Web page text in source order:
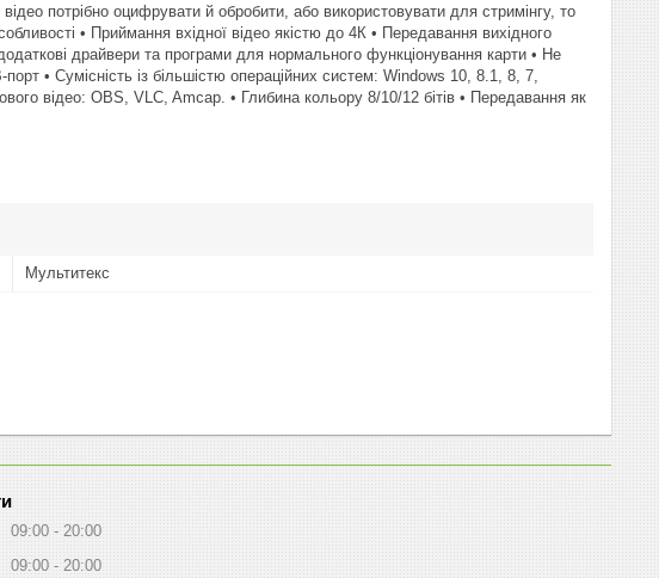
потрібно оцифрувати й обробити, або використовувати для стримінгу, то
• Приймання вхідної відео якістю до 4К • Передавання вихідного
драйвери та програми для нормального функціонування карти • Не
• Сумісність із більшістю операційних систем: Windows 10, 8.1, 8, 7,
відео: OBS, VLC, Amcap. • Глибина кольору 8/10/12 бітів • Передавання як
Мультитекс
09:00
20:00
09:00 20:00